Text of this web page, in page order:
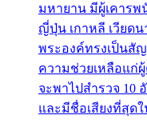
มหายาน มีผู้เคารพ
ญี่ปุ่น เกาหลี เวียด
พระองค์ทรงเป็นสั
ความช่วยเหลือแก่
จะพาไปสำรวจ 10
และมีชื่อเสียงที่สุด